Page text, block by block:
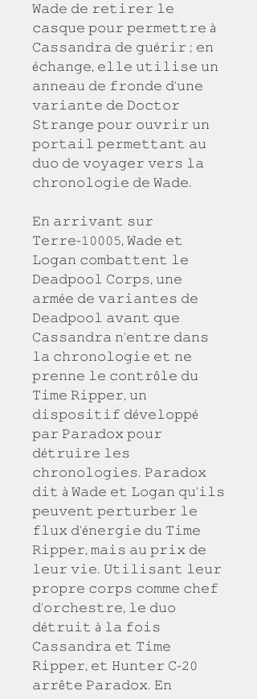
𝚆𝚊𝚍𝚎 𝚍𝚎 𝚛𝚎𝚝𝚒𝚛𝚎𝚛 𝚕𝚎
𝚌𝚊𝚜𝚚𝚞𝚎 𝚙𝚘𝚞𝚛 𝚙𝚎𝚛𝚖𝚎𝚝𝚝𝚛𝚎 à
𝙲𝚊𝚜𝚜𝚊𝚗𝚍𝚛𝚊 𝚍𝚎 𝚐𝚞é𝚛𝚒𝚛 ; 𝚎𝚗
é𝚌𝚑𝚊𝚗𝚐𝚎, 𝚎𝚕𝚕𝚎 𝚞𝚝𝚒𝚕𝚒𝚜𝚎 𝚞𝚗
𝚊𝚗𝚗𝚎𝚊𝚞 𝚍𝚎 𝚏𝚛𝚘𝚗𝚍𝚎 𝚍'𝚞𝚗𝚎
𝚟𝚊𝚛𝚒𝚊𝚗𝚝𝚎 𝚍𝚎 𝙳𝚘𝚌𝚝𝚘𝚛
𝚂𝚝𝚛𝚊𝚗𝚐𝚎 𝚙𝚘𝚞𝚛 𝚘𝚞𝚟𝚛𝚒𝚛 𝚞𝚗
𝚙𝚘𝚛𝚝𝚊𝚒𝚕 𝚙𝚎𝚛𝚖𝚎𝚝𝚝𝚊𝚗𝚝 𝚊𝚞
𝚍𝚞𝚘 𝚍𝚎 𝚟𝚘𝚢𝚊𝚐𝚎𝚛 𝚟𝚎𝚛𝚜 𝚕𝚊
𝚌𝚑𝚛𝚘𝚗𝚘𝚕𝚘𝚐𝚒𝚎 𝚍𝚎 𝚆𝚊𝚍𝚎.
𝙴𝚗 𝚊𝚛𝚛𝚒𝚟𝚊𝚗𝚝 𝚜𝚞𝚛
𝚃𝚎𝚛𝚛𝚎-𝟷𝟶𝟶𝟶𝟻, 𝚆𝚊𝚍𝚎 𝚎𝚝
𝙻𝚘𝚐𝚊𝚗 𝚌𝚘𝚖𝚋𝚊𝚝𝚝𝚎𝚗𝚝 𝚕𝚎
𝙳𝚎𝚊𝚍𝚙𝚘𝚘𝚕 𝙲𝚘𝚛𝚙𝚜, 𝚞𝚗𝚎
𝚊𝚛𝚖é𝚎 𝚍𝚎 𝚟𝚊𝚛𝚒𝚊𝚗𝚝𝚎𝚜 𝚍𝚎
𝙳𝚎𝚊𝚍𝚙𝚘𝚘𝚕 𝚊𝚟𝚊𝚗𝚝 𝚚𝚞𝚎
𝙲𝚊𝚜𝚜𝚊𝚗𝚍𝚛𝚊 𝚗'𝚎𝚗𝚝𝚛𝚎 𝚍𝚊𝚗𝚜
𝚕𝚊 𝚌𝚑𝚛𝚘𝚗𝚘𝚕𝚘𝚐𝚒𝚎 𝚎𝚝 𝚗𝚎
𝚙𝚛𝚎𝚗𝚗𝚎 𝚕𝚎 𝚌𝚘𝚗𝚝𝚛ô𝚕𝚎 𝚍𝚞
𝚃𝚒𝚖𝚎 𝚁𝚒𝚙𝚙𝚎𝚛, 𝚞𝚗
𝚍𝚒𝚜𝚙𝚘𝚜𝚒𝚝𝚒𝚏 𝚍é𝚟𝚎𝚕𝚘𝚙𝚙é
𝚙𝚊𝚛 𝙿𝚊𝚛𝚊𝚍𝚘𝚡 𝚙𝚘𝚞𝚛
𝚍é𝚝𝚛𝚞𝚒𝚛𝚎 𝚕𝚎𝚜
𝚌𝚑𝚛𝚘𝚗𝚘𝚕𝚘𝚐𝚒𝚎𝚜. 𝙿𝚊𝚛𝚊𝚍𝚘𝚡
𝚍𝚒𝚝 à 𝚆𝚊𝚍𝚎 𝚎𝚝 𝙻𝚘𝚐𝚊𝚗 𝚚𝚞'𝚒𝚕𝚜
𝚙𝚎𝚞𝚟𝚎𝚗𝚝 𝚙𝚎𝚛𝚝𝚞𝚛𝚋𝚎𝚛 𝚕𝚎
𝚏𝚕𝚞𝚡 𝚍'é𝚗𝚎𝚛𝚐𝚒𝚎 𝚍𝚞 𝚃𝚒𝚖𝚎
𝚁𝚒𝚙𝚙𝚎𝚛, 𝚖𝚊𝚒𝚜 𝚊𝚞 𝚙𝚛𝚒𝚡 𝚍𝚎
𝚕𝚎𝚞𝚛 𝚟𝚒𝚎. 𝚄𝚝𝚒𝚕𝚒𝚜𝚊𝚗𝚝 𝚕𝚎𝚞𝚛
𝚙𝚛𝚘𝚙𝚛𝚎 𝚌𝚘𝚛𝚙𝚜 𝚌𝚘𝚖𝚖𝚎 𝚌𝚑𝚎𝚏
𝚍'𝚘𝚛𝚌𝚑𝚎𝚜𝚝𝚛𝚎, 𝚕𝚎 𝚍𝚞𝚘
𝚍é𝚝𝚛𝚞𝚒𝚝 à 𝚕𝚊 𝚏𝚘𝚒𝚜
𝙲𝚊𝚜𝚜𝚊𝚗𝚍𝚛𝚊 𝚎𝚝 𝚃𝚒𝚖𝚎
𝚁𝚒𝚙𝚙𝚎𝚛, 𝚎𝚝 𝙷𝚞𝚗𝚝𝚎𝚛 𝙲-𝟸𝟶
𝚊𝚛𝚛ê𝚝𝚎 𝙿𝚊𝚛𝚊𝚍𝚘𝚡. 𝙴𝚗